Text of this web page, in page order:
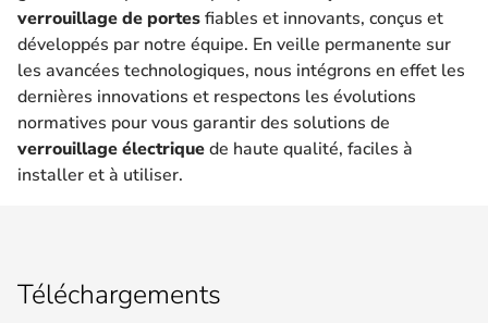
verrouillage de portesfiables et innovants, conçus et
développés par notre équipe. En veille permanente sur
les avancées technologiques, nous intégrons en effet les
dernières innovations et respectons les évolutions
normatives pour vous garantir des solutions de
verrouillage électriquede haute qualité, faciles à
installer et à utiliser.
Téléchargements